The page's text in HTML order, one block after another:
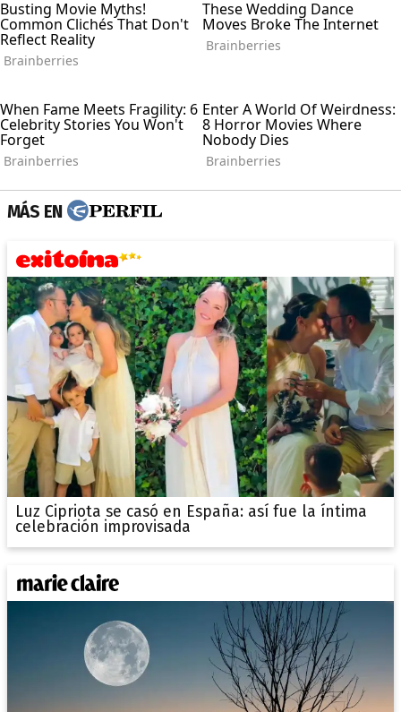
MÁS EN
Luz Cipriota se casó en España: así fue la íntima
celebración improvisada